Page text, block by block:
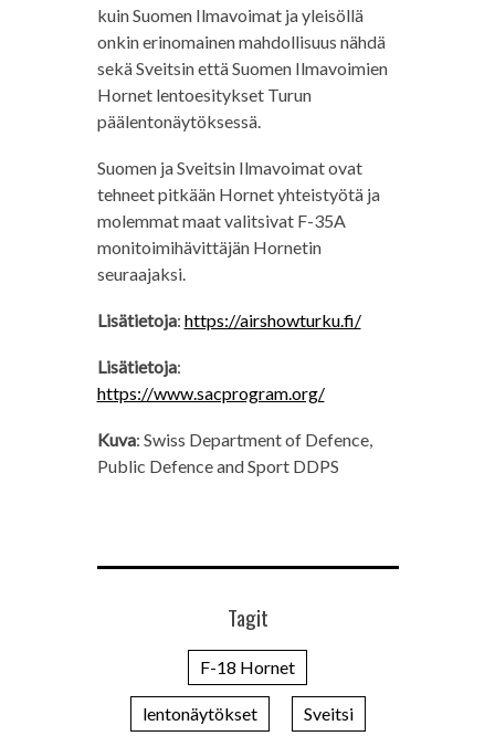
kuin Suomen Ilmavoimat ja yleisöllä
onkin erinomainen mahdollisuus nähdä
sekä Sveitsin että Suomen Ilmavoimien
Hornet lentoesitykset Turun
päälentonäytöksessä.
Suomen ja Sveitsin Ilmavoimat ovat
tehneet pitkään Hornet yhteistyötä ja
molemmat maat valitsivat F-35A
monitoimihävittäjän Hornetin
seuraajaksi.
Lisätietoja: https://airshowturku.fi/
Lisätietoja:
https://www.sacprogram.org/
Kuva: Swiss Department of Defence,
Public Defence and Sport DDPS
Tagit
F-18 Hornet
lentonäytökset Sveitsi